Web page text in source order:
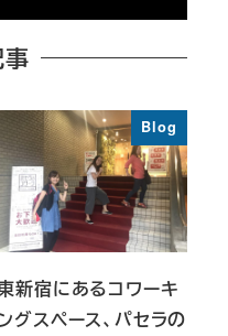
Blog
新宿にあるコワーキ
グスペース、パセラの